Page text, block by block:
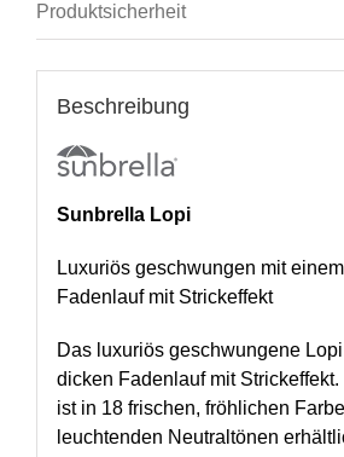
Produktsicherheit
Beschreibung
Sunbrella Lopi
Luxuriös geschwungen mit
Fadenlauf mit Strickeffekt
Das luxuriös geschwungene
dicken Fadenlauf mit
ist in 18 frischen, fröhlichen
leuchtenden Neutraltönen